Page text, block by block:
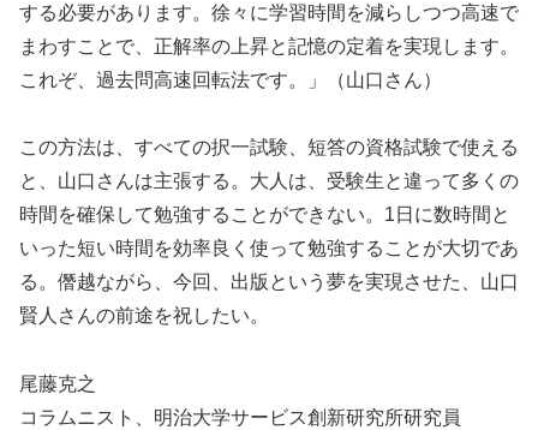
する必要があります。徐々に学習時間を減らしつつ高速で
まわすことで、正解率の上昇と記憶の定着を実現します。
これぞ、過去問高速回転法です。」（山口さん）
この方法は、すべての択一試験、短答の資格試験で使える
と、山口さんは主張する。大人は、受験生と違って多くの
時間を確保して勉強することができない。1日に数時間と
いった短い時間を効率良く使って勉強することが大切であ
る。僭越ながら、今回、出版という夢を実現させた、山口
賢人さんの前途を祝したい。
尾藤克之
コラムニスト、明治大学サービス創新研究所研究員